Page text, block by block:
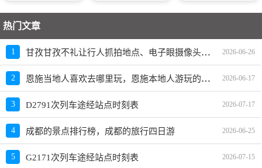
延安路 397
天山南路 236
奇台县五小与团结南路十字路口
乌伊路（呼芳路十字路口） 1055
省道S11线23公里至省道S11线64公里
X155线 起点玛县繁育场桥头-终点玛县六户地 5公里850
米
乌五公路（101团3连）900米 134
热门文章
1 甘孜甘孜不礼让行人抓拍地点、电子眼摄像头位置 2026-06-26
2 恩施当地人喜欢去哪里玩，恩施本地人游玩的地方 2026-06-17
3 D2791次列车途经站点时刻表 2026-07-17
4 成都的景点排行榜，成都的旅行四日游 2026-06-25
5 G2171次列车途经站点时刻表 2026-07-15